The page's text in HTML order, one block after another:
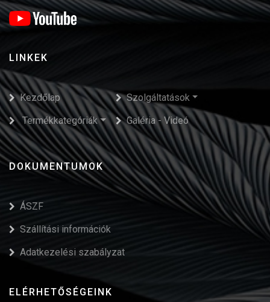
LINKEK
Kezdőlap
Termékkategóriák
Szolgáltatások
Galéria - Videó
DOKUMENTUMOK
ÁSZF
Szállítási információk
Adatkezelési szabályzat
ELÉRHETŐSÉGEINK